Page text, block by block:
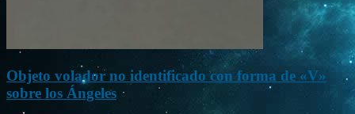
Objeto volador no identificado con forma de «V»
sobre los Ángeles